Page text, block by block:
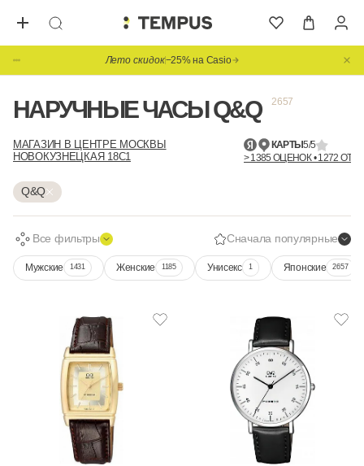
Лето скидок−25% на Casio
НАРУЧНЫЕ ЧАСЫ Q&Q 2657
МАГАЗИН В ЦЕНТРЕ МОСКВЫ
НОВОКУЗНЕЦКАЯ 18С1
КАРТЫ5/5
> 1385 ОЦЕНОК • 1272
Q&Q
Все фильтры Сначала популярные
Мужские 1431 Женские 1185 Унисекс 1 Японские 2657